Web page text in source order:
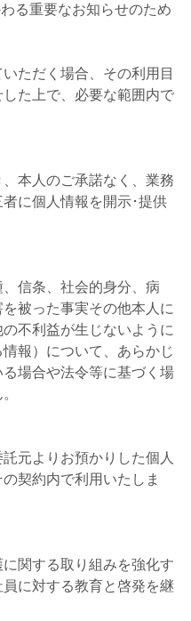
る重要なお知らせのため
ただく場合、その利用目
た上で、必要な範囲内で
本人のご承諾なく、業務
に個人情報を開示･提供
信条、社会的身分、病
被った事実その他本人に
不利益が生じないように
報）について、あらかじ
場合や法令等に基づく場
元よりお預かりした個人
契約内で利用いたしま
関する取り組みを強化す
に対する教育と啓発を継